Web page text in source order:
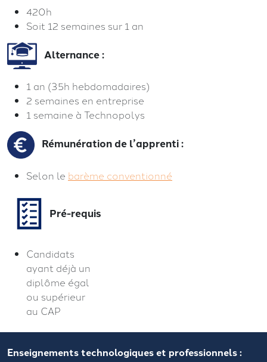
420h
Soit 12 semaines sur 1 an
Alternance :
1 an (35h hebdomadaires)
2 semaines en entreprise
1 semaine à Technopolys
Rémunération de l’apprenti :
Selon le barème conventionné
Pré-requis
Candidats
ayant déjà un
diplôme égal
ou supérieur
au CAP
Enseignements technologiques et professionnels :